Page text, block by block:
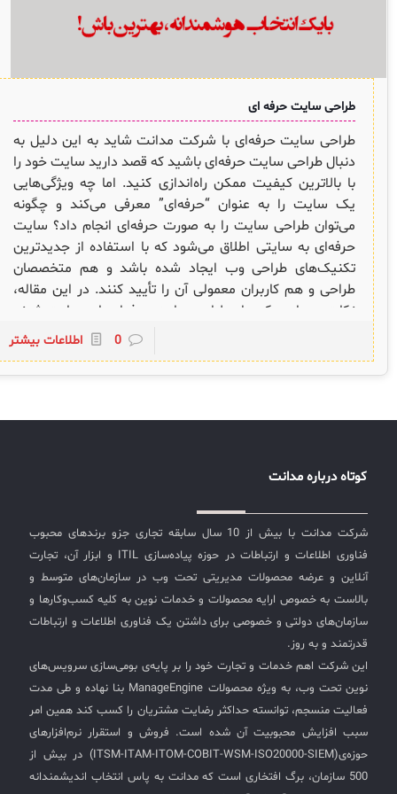
طراحی سایت حرفه ای
طراحی سایت حرفه‌ای با شرکت مدانت شاید به این دلیل به
دنبال طراحی سایت حرفه‌ای باشید که قصد دارید سایت خود را
با بالاترین کیفیت ممکن راه‌اندازی کنید. اما چه ویژگی‌هایی
یک سایت را به عنوان “حرفه‌ای” معرفی می‌کند و چگونه
می‌توان طراحی سایت را به صورت حرفه‌ای انجام داد؟ سایت
حرفه‌ای به سایتی اطلاق می‌شود که با استفاده از جدیدترین
تکنیک‌های طراحی وب ایجاد شده باشد و هم متخصصان
طراحی و هم کاربران معمولی آن را تأیید کنند. در این مقاله،
نکات و مواردی که برای طراحی سایت حرفه‌ای باید رعایت شوند
را بررسی خواهیم کرد. انتخاب نام دامنه حرفه‌ای اولین قدم
برای راه‌اندازی یک وب‌سایت ثبت دامنه است. انتخاب نام
دامنه مناسب و حرفه‌ای می‌تواند تأثیر زیادی بر موفقیت
که به یاد ماندنی و مرتبط با کسب‌وکار شما باشد. برای انتخاب
وب‌سایت تأثیر زیادی بر موفقیت آن خواهد داشت. هاست
شده باشد. انتخاب هاست از سرورهای معتبر، از جمله سرور
اختصاصی، مجازی، و اشتراکی، بسته به بودجه و نیازهای شما
باید انجام شود. در هر صورت، حتماً با افراد با تجربه و
متخصص سئو مشورت کنید. طراحی قالب حرفه‌ای طراحی
قالب وب‌سایت نقش بسیار مهمی در جذابیت و کاربرپسند
بودن سایت دارد. برخی از سبک‌های جدید طراحی شامل:
طراحی سایت واکنش‌گرا (ریسپانسیو) سایت‌های ریسپانسیو
به گونه‌ای طراحی می‌شوند که به طور خودکار با اندازه‌های
مختلف صفحه سازگار شوند و نیازی به بزرگنمایی یا اسکرول
افقی نداشته باشند. با توجه به افزایش استفاده از موبایل،
داشتن نسخه موبایلی و ریسپانسیو برای وب‌سایت‌ها ضروری
است و یکی از فاکتورهای مهم در رتبه‌بندی موتورهای جستجو
به شمار می‌رود. پیاده‌سازی اصول سئو برای بهبود رتبه
0 اطلاعات بیشتر
کوتاه درباره مدانت
شرکت مدانت با بیش از 10 سال سابقه تجاری جزو برندهای محبوب
فناوری اطلاعات و ارتباطات در حوزه پیاده‌سازی ITIL و ابزار آن، تجارت
آنلاین و عرضه محصولات مدیریتی تحت وب در سازمان‌های متوسط و
بالاست به خصوص ارایه محصولات و خدمات نوین به کلیه کسب‌وکارها و
سازمان‌های دولتی و خصوصی برای داشتن یک فناوری اطلاعات و ارتباطات
قدرتمند و به روز.
این شرکت اهم خدمات و تجارت خود را بر پایه‌ی بومی‌سازی سرویس‌های
نوین تحت وب، به ویژه محصولات ManageEngine بنا نهاده و طی مدت
فعالیت منسجم، توانسته حداکثر رضایت مشتریان را کسب کند همین امر
سبب افزایش محبوبیت آن شده است. فروش و استقرار نرم‌افزارهای
حوزه‌ی(ITSM-ITAM-ITOM-COBIT-WSM-ISO20000-SIEM) در بیش از
500 سازمان، برگ افتخاری است که مدانت به پاس انتخاب اندیشمندانه
مدیریت خدمات سازمانی
سرویس دسک پلاس MSP
اندپوینت سنترال [سامانه مدیریت نقاط پایانی]
AD360
◆
Log360 ابزار SIEM
برنامه‌ساز هوشمند App Creator
سامانه مدیریت امنیت اطلاعات
سلف سرویس کاربران
سامانه مدیریت پشتیبانی مشتریان
◉
ManageEngine Malware Protection Plus
سامانه مدیریت و مانیتورینگ شبکه
مدیریت خدمات منابع انسانی
CIs Control
مجموعه راهکارهای آیناک
آموزش سیستم مدیریت خدمات فناوری اطلاعات
نکته‌های کلیدی برای مدیر انفورماتیک
آموزش‌ ویدیویی مفاهیم سرویس دسک
ITIL & SDP
◆
آموزش فارسی ITIL4
چارچوب ITIL برای همه
آرشیو دانلودهای مدانت